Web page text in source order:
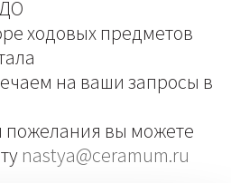
ходовых предметов
на ваши запросы в
пожелания вы можете
nastya@ceramum.ru